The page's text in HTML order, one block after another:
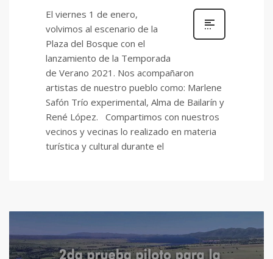
El viernes 1 de enero,
volvimos al escenario de la
Plaza del Bosque con el
lanzamiento de la Temporada
de Verano 2021. Nos acompañaron
artistas de nuestro pueblo como: Marlene
Safón Trío experimental, Alma de Bailarín y
René López. Compartimos con nuestros
vecinos y vecinas lo realizado en materia
turística y cultural durante el